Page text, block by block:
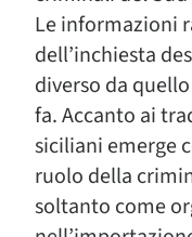
Le informazioni
dell’inchiesta
diverso da
fa. Accanto ai
siciliani emerge
ruolo della
soltanto come